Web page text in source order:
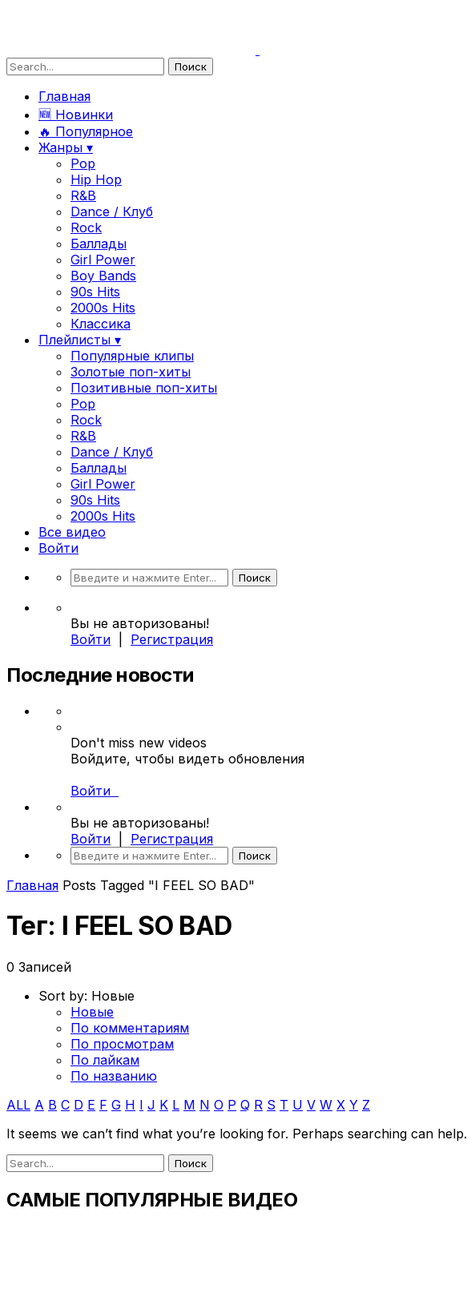
Главная
🆕 Новинки
🔥 Популярное
Жанры ▾
Pop
Hip Hop
R&B
Dance / Клуб
Rock
Баллады
Girl Power
Boy Bands
90s Hits
2000s Hits
Классика
Плейлисты ▾
Популярные клипы
Золотые поп-хиты
Позитивные поп-хиты
Pop
Rock
R&B
Dance / Клуб
Баллады
Girl Power
90s Hits
2000s Hits
Все видео
Войти
Вы не авторизованы!
Войти
Регистрация
Последние новости
Don't miss new videos
Войдите, чтобы видеть обновления
Войти
Вы не авторизованы!
Войти
Регистрация
Главная Posts Tagged "I FEEL SO BAD"
Тег: I FEEL SO BAD
0 Записей
Sort by: Новые
Новые
По комментариям
По просмотрам
По лайкам
По названию
ALL A B C D E F G H I J K L M N O P Q R S T U V W X Y Z
It seems we can’t find what you’re looking for. Perhaps searching can help.
САМЫЕ ПОПУЛЯРНЫЕ ВИДЕО